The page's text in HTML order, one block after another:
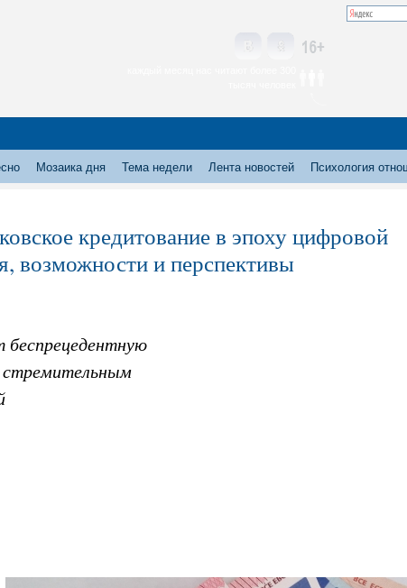
Мозаика дня Тема недели Лента новостей Психология
кредитование в эпоху цифровой
возможности и перспективы
стремительным